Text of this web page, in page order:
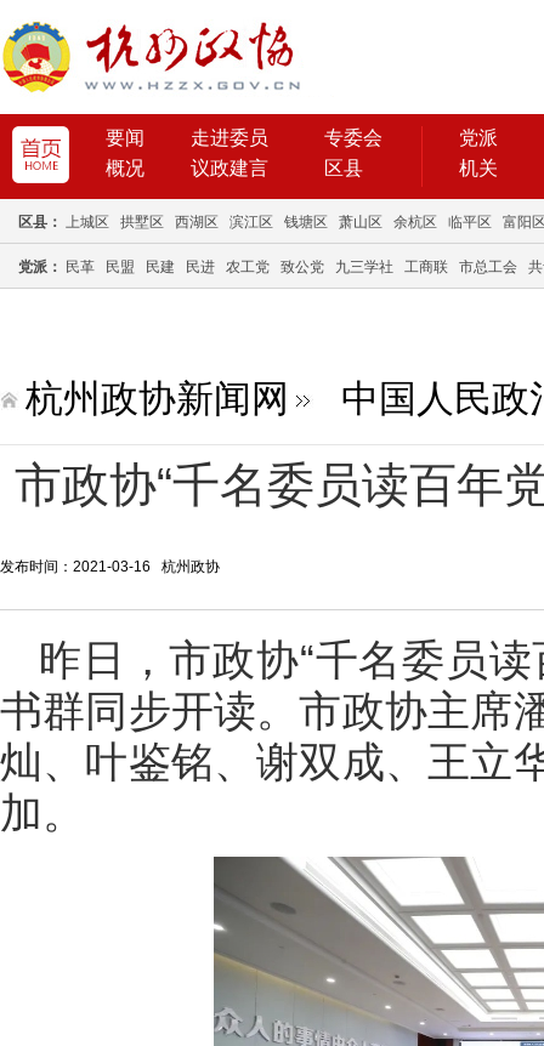
要闻 走进委员
专委会
概况
议政建言 区县
党派
机关
区县： 上城区 拱墅区 西湖区 滨江区 钱塘区 萧山区 余杭区 临平区 富阳
党派： 民革 民盟 民建 民进 农工党 致公党 九三学社 工商联 市总工会
杭州政协新闻网 中国人民政
市政协“千名委员读百年
发布时间：2021-03-16 杭州政协
昨日，市政协“千名委员
书群同步开读。市政协主席
灿、叶鉴铭、谢双成、王立
加。